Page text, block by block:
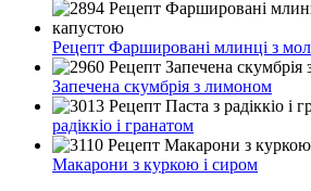
Рецепт Фаршировані млинці з
Запечена скумбрія з лимоном
радіккіо і гранатом
Макарони з куркою і сиром